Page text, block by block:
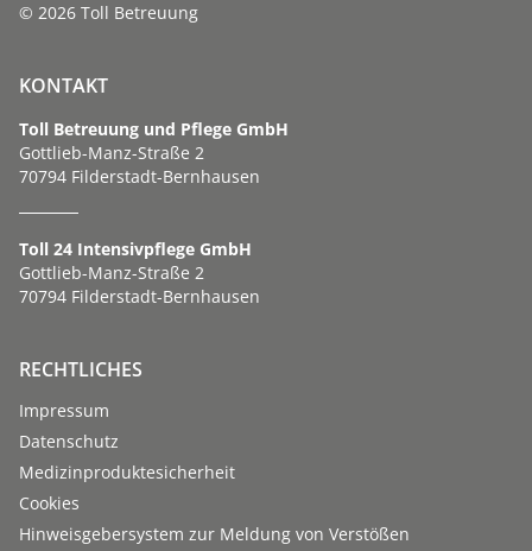
© 2026 Toll Betreuung
KONTAKT
Toll Betreuung und Pflege GmbH
Gottlieb-Manz-Straße 2
70794 Filderstadt-Bernhausen
Toll 24 Intensivpflege GmbH
Gottlieb-Manz-Straße 2
70794 Filderstadt-Bernhausen
RECHTLICHES
Impressum
Datenschutz
Medizinproduktesicherheit
Cookies
Hinweisgebersystem zur Meldung von Verstößen